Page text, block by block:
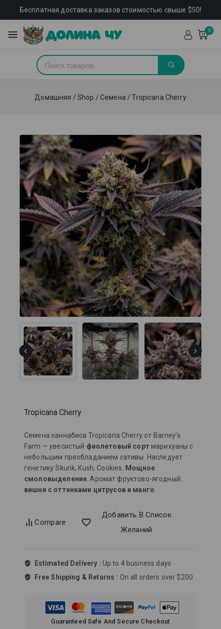
Бесплатная доставка заказов стоимостью свыше $50!
0
Домашняя / Shop / Семена / Tropicana Cherry
Tropicana Cherry
Семена каннабиса Tropicana Cherry от Barney’s
Farm — увесистый фиолетовый сортмарихуаны с
небольшим преобладанием сативы. Наследует
генетику Skunk, Kush, Cookies.
Мощное
смоловыделение . Аромат фруктово-ягодный:
вишня с оттенками цитрусов и манго
Compare
Добавить В Список
Желаний
Estimated Delivery : Up to 4 business days
Free Shipping & Returns : On all orders over $200
Guaranteed Safe And Secure Checkout